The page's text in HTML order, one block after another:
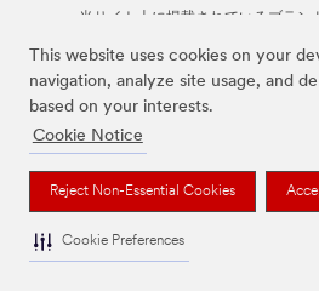
This website uses cookies on your
navigation, analyze site usage, and
based on your interests.
Cookie Notice
Reject Non-Essential Cookies
Cookie Preferences
当サイト上に掲載されているブラン